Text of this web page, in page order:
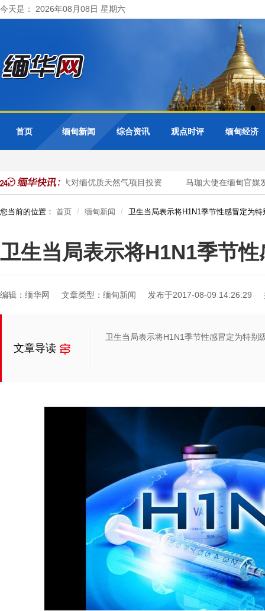
今天是： 2026年08月08日 星期六
首页 缅甸新闻 综合资讯 观点时评 缅甸经济
请泰国企业加大对缅优质天然气项目投资 马珈大使在缅甸官媒
您当前的位置： 首页 缅甸新闻 卫生当局表示将H1N1季节性感冒定为特
卫生当局表示将H1N1季节
编辑：缅华网 文章类型：缅甸新闻 发布于2017-08-09 14:26:29
文章导读
卫生当局表示将H1N1季节性感冒定为特别